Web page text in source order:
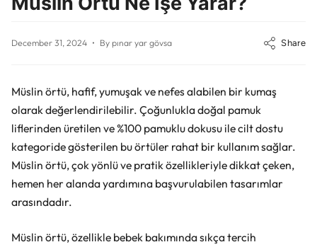
December 31, 2024 By pınar yar gövsa Share
Müslin örtü, hafif, yumuşak ve nefes alabilen bir kumaş
olarak değerlendirilebilir. Çoğunlukla doğal pamuk
liflerinden üretilen ve %100 pamuklu dokusu ile cilt dostu
kategoride gösterilen bu örtüler rahat bir kullanım sağlar.
Müslin örtü, çok yönlü ve pratik özellikleriyle dikkat çeken,
hemen her alanda yardımına başvurulabilen tasarımlar
arasındadır.
Müslin örtü, özellikle bebek bakımında sıkça tercih